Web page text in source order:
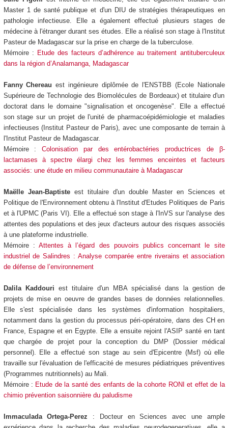
Master 1 de santé publique et d'un DIU de stratégies thérapeutiques en
pathologie infectieuse. Elle a également effectué plusieurs stages de
médecine à l'étranger durant ses études. Elle a réalisé son stage à l'Institut
Pasteur de Madagascar sur la prise en charge de la tuberculose.
Mémoire : Etude des facteurs d’adhérence au traitement antituberculeux
dans la région d’Analamanga, Madagascar
Fanny Chereau est ingénieure diplômée de l'ENSTBB (Ecole Nationale
Supérieure de Technologie des Biomolécules de Bordeaux) et titulaire d'un
doctorat dans le domaine "signalisation et oncogenèse". Elle a effectué
son stage sur un projet de l'unité de pharmacoépidémiologie et maladies
infectieuses (Institut Pasteur de Paris), avec une composante de terrain à
l'Institut Pasteur de Madagascar.
Mémoire : Colonisation par des entérobactéries productrices de β-
lactamases à spectre élargi chez les femmes enceintes et facteurs
associés: une étude en milieu communautaire à Madagascar
Maëlle Jean-Baptisteest titulaire d'un double Master en Sciences et
Politique de l'Environnement obtenu à l'Institut d'Etudes Politiques de Paris
et à l'UPMC (Paris VI). Elle a effectué son stage à l'InVS sur l'analyse des
attentes des populations et des jeux d'acteurs autour des risques associés
à une plateforme industrielle.
Mémoire : Attentes à l’égard des pouvoirs publics concernant le site
industriel de Salindres : Analyse comparée entre riverains et association
de défense de l’environnement
Dalila Kaddouri est titulaire d'un MBA spécialisé dans la gestion de
projets de mise en oeuvre de grandes bases de données relationnelles.
Elle s'est spécialisée dans les systèmes d'information hospitaliers,
notamment dans la gestion du processus péri-opératoire, dans des CH en
France, Espagne et en Egypte. Elle a ensuite rejoint l'ASIP santé en tant
que chargée de projet pour la conception du DMP (Dossier médical
personnel). Elle a effectué son stage au sein d'Epicentre (Msf) où elle
travaille sur l'évaluation de l'efficacité de mesures pédiatriques préventives
(Programmes nutritionnels) au Mali.
Mémoire : Etude de la santé des enfants de la cohorte RONI et effet de la
chimio prévention saisonnière du paludisme
Immaculada Ortega-Perez : Docteur en Sciences avec une ample